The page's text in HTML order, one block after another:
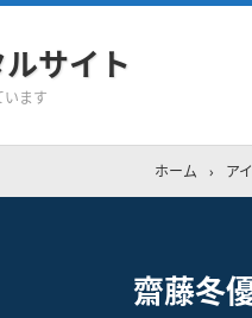
サイト
ます
ホーム › ア
齋藤冬